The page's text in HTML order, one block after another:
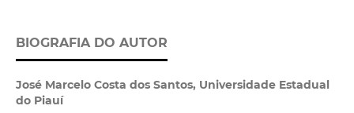
BIOGRAFIA DO AUTOR
José Marcelo Costa dos Santos, Universidade Estadual
do Piauí